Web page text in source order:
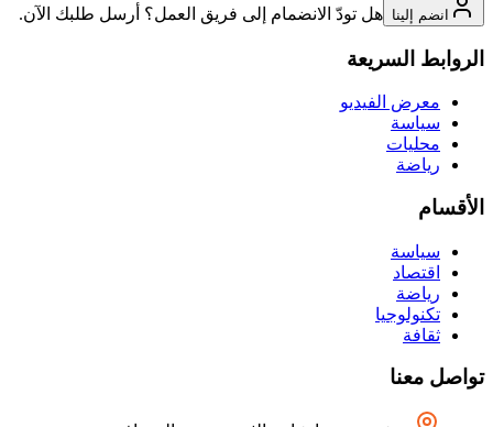
انضم إلينا هل تودّ الانضمام إلى فريق العمل؟ أرسل طلبك الآن.
الروابط السريعة
معرض الفيديو
سياسة
محليات
رياضة
الأقسام
سياسة
اقتصاد
رياضة
تكنولوجيا
ثقافة
تواصل معنا